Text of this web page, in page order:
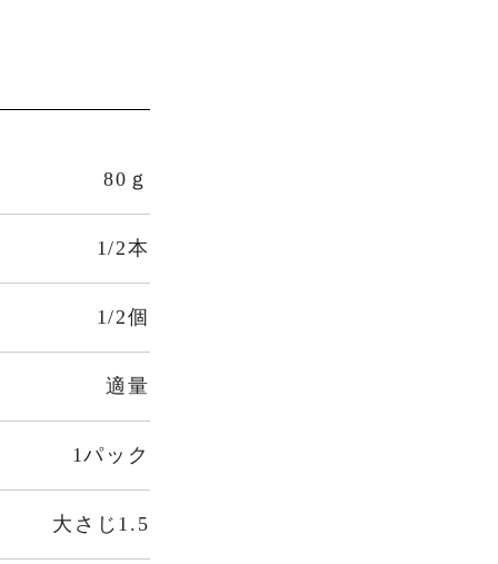
80ｇ
1/2本
1/2個
適量
1パック
大さじ1.5